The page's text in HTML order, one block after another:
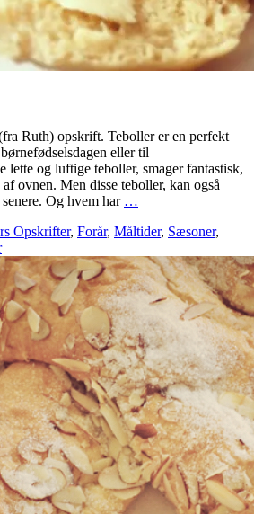
Ruth) opskrift. Teboller er en perfekt
eller til
lette og luftige teboller, smager fantastisk,
ovnen. Men disse teboller, kan også
Og hvem har …
Opskrifter, Forår, Måltider, Sæsoner,